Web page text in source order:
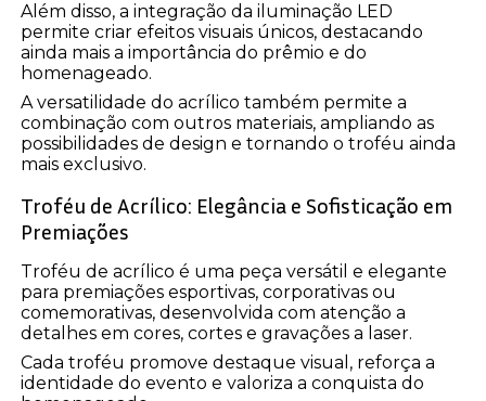
Além disso, a integração da iluminação LED
permite criar efeitos visuais únicos, destacando
ainda mais a importância do prêmio e do
homenageado.
A versatilidade do acrílico também permite a
combinação com outros materiais, ampliando as
possibilidades de design e tornando o troféu ainda
mais exclusivo.
Troféu de Acrílico: Elegância e Sofisticação em
Premiações
Troféu de acrílico é uma peça versátil e elegante
para premiações esportivas, corporativas ou
comemorativas, desenvolvida com atenção a
detalhes em cores, cortes e gravações a laser.
Cada troféu promove destaque visual, reforça a
identidade do evento e valoriza a conquista do